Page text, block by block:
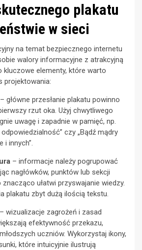
plakatu
w sieci
na temat bezpiecznego internetu
walory informacyjne z atrakcyjną
kluczowe elementy, które warto
projektowania:
– główne przesłanie plakatu powinno
rzut oka. Użyj chwytliwego
uwagę i zapadnie w pamięć, np.
czy „Bądź mądry
i innych”.
– informacje należy pogrupować
nagłówków, punktów lub sekcji
ułatwi przyswajanie wiedzy.
plakatu zbyt dużą ilością tekstu.
– wizualizacje zagrożeń i zasad
efektywność przekazu,
uczniów. Wykorzystaj ikony,
które intuicyjnie ilustrują